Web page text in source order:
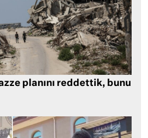
planını reddettik, bunu